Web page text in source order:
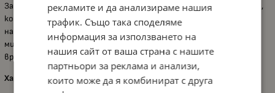
ЗалъгалкатаCanpol - Pasteloveе създадена с анатомична форма,
която подпомага естественото развитие на устната кухина
на вашето бебе. Изработена от висококачествен силикон без
мирис, тя осигурява максимален комфорт и безопасност по
време на употреба.
Характеристики:
рекламите и да анализираме нашия
трафик. Също така споделяме
информация за използването на
нашия сайт от ваша страна с нашите
партньори за реклама и анализи,
които може да я комбинират с друга